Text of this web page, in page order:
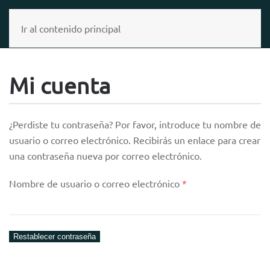
Ir al contenido principal
Mi cuenta
¿Perdiste tu contraseña? Por favor, introduce tu nombre de
usuario o correo electrónico. Recibirás un enlace para crear
una contraseña nueva por correo electrónico.
Nombre de usuario o correo electrónico *
Restablecer contraseña